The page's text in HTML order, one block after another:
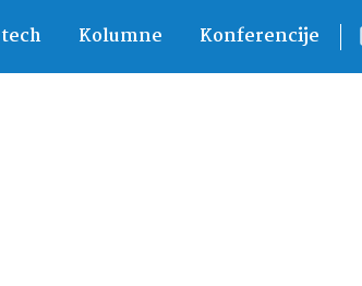
Kolumne Konferencije